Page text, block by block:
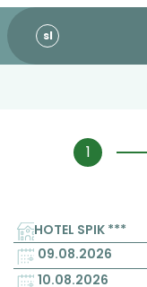
sl
HOTEL SPIK ***